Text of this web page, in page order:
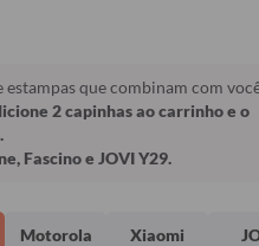
que combinam com
2 capinhas ao carrinho e o
Fascino e JOVI Y29.
Motorola Xiaomi